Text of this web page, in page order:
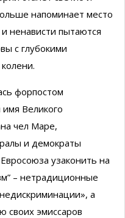
напоминает место
ненависти пытаются
с глубокими
форпостом
имя Великого
чел Маре,
и демократы
узаконить на
– нетрадиционные
а
своих эмиссаров